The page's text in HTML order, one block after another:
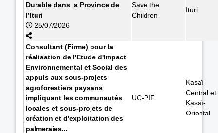
Durable dans la Province de
l’Ituri
25/07/2026
Save the
Children
Ituri
Consultant (Firme) pour la
réalisation de l'Etude d'Impact
Environnemental et Social des
appuis aux sous-projets
agroforestiers paysans
impliquant les communautés
locales et sous-projets de
création et d'exploitation des
palmeraies...
UC-PIF
Kasaï
Central et
Kasaï-
Oriental